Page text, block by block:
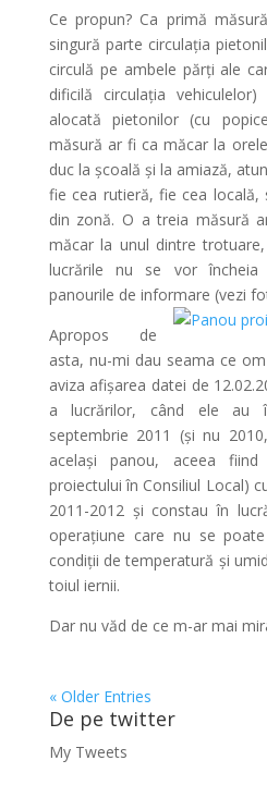
Ce propun? Ca primă
singură parte circulația
circulă pe ambele părți ale
dificilă circulația
alocată pietonilor (cu
măsură ar fi ca măcar la
duc la școală și la amiază,
fie cea rutieră, fie cea locală,
din zonă. O a treia măsură
măcar la unul dintre
lucrările nu se vor
panourile de informare (vezi
Apropos de
asta, nu-mi dau seama ce
aviza afișarea datei de
a lucrărilor, când ele au
septembrie 2011 (și nu
același panou, aceea
proiectului în Consiliul Local)
2011-2012 și constau în
operațiune care nu se
condiții de temperatură și
toiul iernii.
Dar nu văd de ce m-ar mai
« Older Entries
De pe twitter
My Tweets